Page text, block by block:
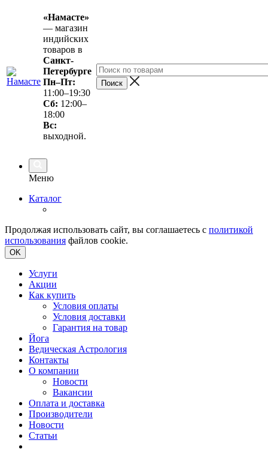
«Намасте»
— магазин
индийских
товаров в
Санкт-
Петербурге
Пн–Пт:
11:00–19:30
Сб: 12:00–
18:00
Вс:
выходной.
Меню
Каталог
Продолжая использовать сайт, вы соглашаетесь с политикой
использования файлов cookie.
OK
Услуги
Акции
Как купить
Условия оплаты
Условия доставки
Гарантия на товар
Йога
Ведическая Астрология
Контакты
О компании
Новости
Вакансии
Оплата и доставка
Производители
Новости
Статьи